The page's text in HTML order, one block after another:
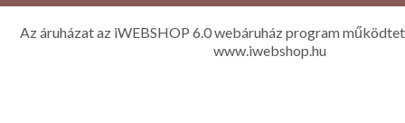
Az áruházat az iWEBSHOP 6.0 webáruház program
www.iwebshop.hu